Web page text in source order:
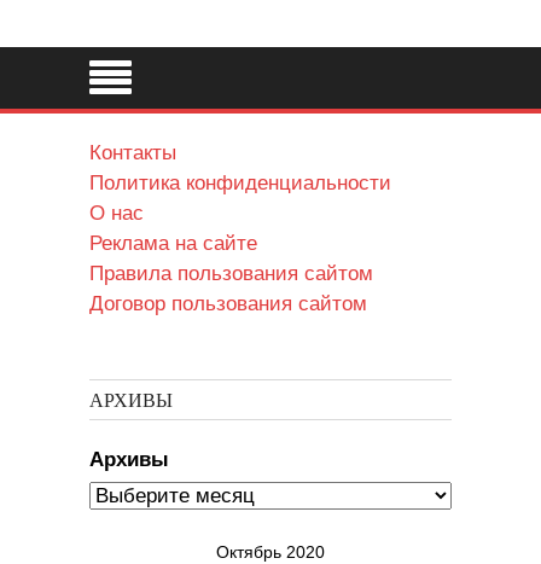
Контакты
Политика конфиденциальности
О нас
Реклама на сайте
Правила пользования сайтом
Договор пользования сайтом
АРХИВЫ
Архивы
Октябрь 2020